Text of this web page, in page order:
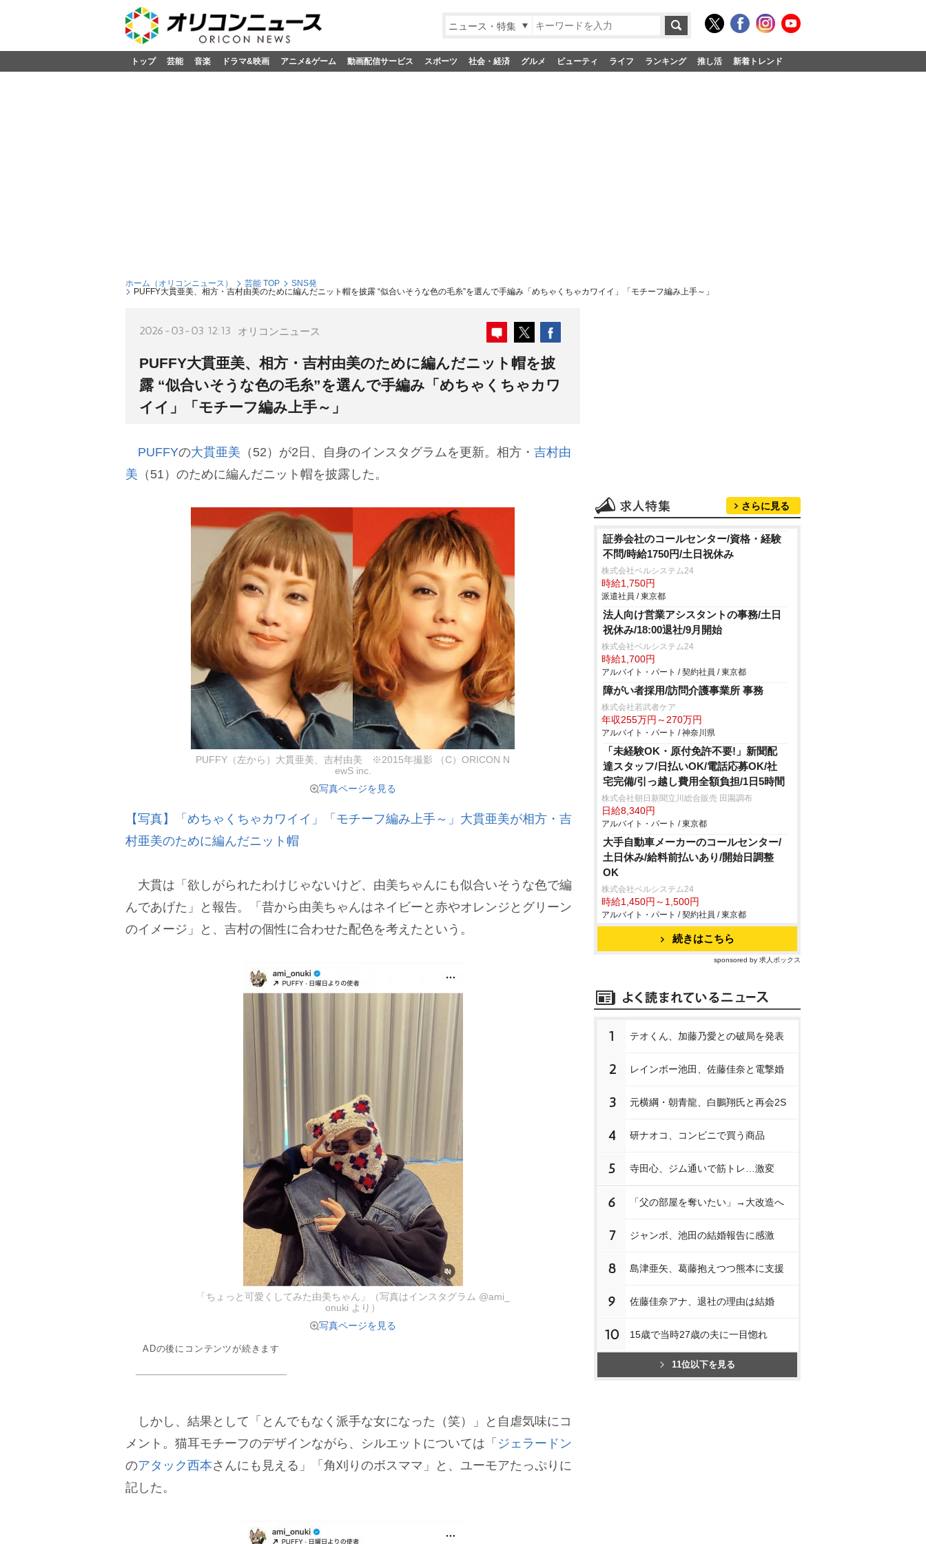
ニュース・特集
トップ 芸能 音楽 ドラマ&映画 アニメ&ゲーム 動画配信サービス スポーツ 社会・経済 グルメ ビューティ ライフ ランキング 推し活 新着トレンド
ホーム（オリコンニュース） 芸能 TOP
SNS発
PUFFY大貫亜美、相方・吉村由美のために編んだニット帽を披露 “似合いそうな色の毛糸”を選んで手編み「めちゃくちゃカワイイ」「モチーフ編み上手～」
2026-03-03 12:13 オリコンニュース
PUFFY大貫亜美、相方・吉村由美のために編んだニット帽を披
露 “似合いそうな色の毛糸”を選んで手編み「めちゃくちゃカワ
イイ」「モチーフ編み上手～」
PUFFYの大貫亜美 （52）が2日、自身のインスタグラムを更新。相方・ 吉村由
美 （51）のために編んだニット帽を披露した。
PUFFY（左から）大貫亜美、吉村由美 ※2015年撮影 （C）ORICON N
ewS inc.
写真ページを見る
【写真】「めちゃくちゃカワイイ」「モチーフ編み上手～」大貫亜美が相方・吉
村亜美のために編んだニット帽
大貫は「欲しがられたわけじゃないけど、由美ちゃんにも似合いそうな色で編
んであげた」と報告。「昔から由美ちゃんはネイビーと赤やオレンジとグリーン
のイメージ」と、吉村の個性に合わせた配色を考えたという。
「ちょっと可愛くしてみた由美ちゃん」（写真はインスタグラム @ami_
onuki より）
写真ページを見る
ADの後にコンテンツが続きます
しかし、結果として「とんでもなく派手な女になった（笑）」と自虐気味にコ
メント。猫耳モチーフのデザインながら、シルエットについては「 ジェラードン
のアタック西本さんにも見える」「角刈りのボスママ」と、ユーモアたっぷりに
記した。
さらに見る
証券会社のコールセンター/資格・経験
不問/時給1750円/土日祝休み
株式会社ベルシステム24
時給1,750円
派遣社員 / 東京都
法人向け営業アシスタントの事務/土日
祝休み/18:00退社/9月開始
株式会社ベルシステム24
時給1,700円
アルバイト・パート / 契約社員 / 東京都
障がい者採用/訪問介護事業所 事務
株式会社若武者ケア
年収255万円～270万円
アルバイト・パート / 神奈川県
「未経験OK・原付免許不要!」新聞配
達スタッフ/日払いOK/電話応募OK/社
宅完備/引っ越し費用全額負担/1日5時間
株式会社朝日新聞立川総合販売 田園調布
日給8,340円
アルバイト・パート / 東京都
大手自動車メーカーのコールセンター/
土日休み/給料前払いあり/開始日調整
OK
株式会社ベルシステム24
時給1,450円～1,500円
アルバイト・パート / 契約社員 / 東京都
続きはこちら
sponsored by 求人ボックス
1 テオくん、加藤乃愛との破局を発表
2 レインボー池田、佐藤佳奈と電撃婚
3 元横綱・朝青龍、白鵬翔氏と再会2S
4 研ナオコ、コンビニで買う商品
5 寺田心、ジム通いで筋トレ…激変
6 「父の部屋を奪いたい」→大改造へ
7 ジャンボ、池田の結婚報告に感激
8 島津亜矢、葛藤抱えつつ熊本に支援
9 佐藤佳奈アナ、退社の理由は結婚
10 15歳で当時27歳の夫に一目惚れ
11位以下を見る